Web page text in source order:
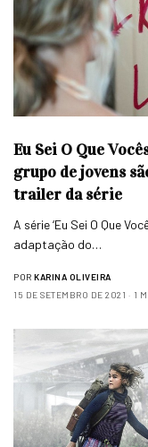
Eu Sei O Que
grupo de jovens
trailer da série
A série ‘Eu Sei O Que
adaptação do…
POR KARINA OLIVEIRA
15 DE SETEMBRO DE 2021
1